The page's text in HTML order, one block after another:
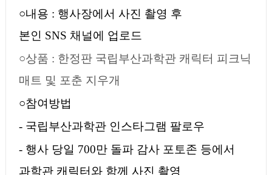
○내용 : 행사장에서 사진 촬영 후
본인 SNS채널에 업로드
○상품 : 한정판 국립부산과학관 캐릭터 피크닉
매트 및 포춘 지우개
○참여방법
- 국립부산과학관 인스타그램 팔로우
- 행사 당일 700만 돌파 감사 포토존 등에서
과학관 캐릭터와 함께 사진 촬영